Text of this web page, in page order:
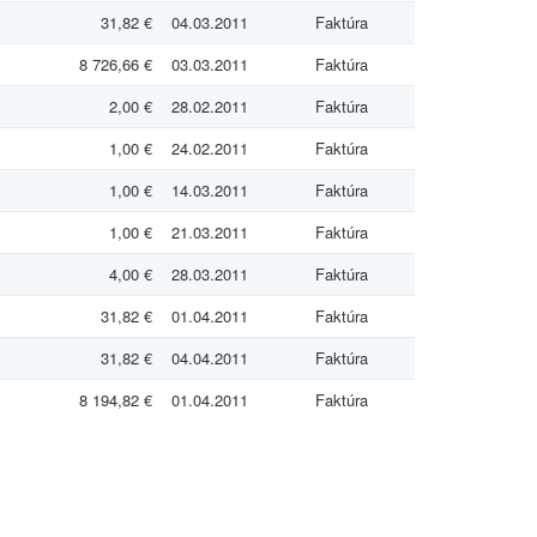
31,82 € 04.03.2011
Faktúra
8 726,66 €
03.03.2011
Faktúra
2,00 €
28.02.2011
Faktúra
1,00 €
24.02.2011
Faktúra
1,00 €
14.03.2011
Faktúra
1,00 €
21.03.2011
Faktúra
4,00 €
28.03.2011
Faktúra
31,82 €
01.04.2011
Faktúra
31,82 €
04.04.2011
Faktúra
8 194,82 €
01.04.2011 Faktúra